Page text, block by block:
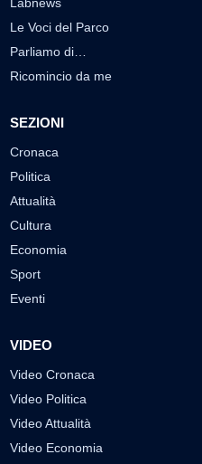
Labnews
Le Voci del Parco
Parliamo di…
Ricomincio da me
SEZIONI
Cronaca
Politica
Attualità
Cultura
Economia
Sport
Eventi
VIDEO
Video Cronaca
Video Politica
Video Attualità
Video Economia